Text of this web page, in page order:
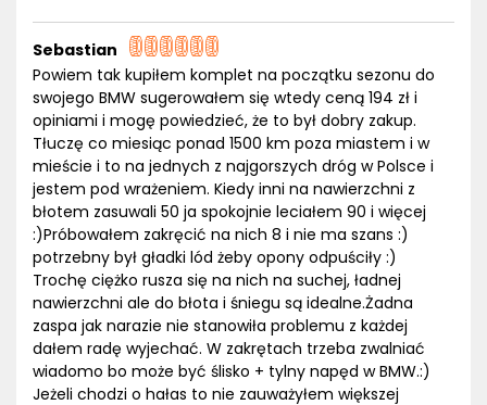
Sebastian
Powiem tak kupiłem komplet na początku sezonu do
swojego BMW sugerowałem się wtedy ceną 194 zł i
opiniami i mogę powiedzieć, że to był dobry zakup.
Tłuczę co miesiąc ponad 1500 km poza miastem i w
mieście i to na jednych z najgorszych dróg w Polsce i
jestem pod wrażeniem. Kiedy inni na nawierzchni z
błotem zasuwali 50 ja spokojnie leciałem 90 i więcej
:)Próbowałem zakręcić na nich 8 i nie ma szans :)
potrzebny był gładki lód żeby opony odpuściły :)
Trochę ciężko rusza się na nich na suchej, ładnej
nawierzchni ale do błota i śniegu są idealne.Żadna
zaspa jak narazie nie stanowiła problemu z każdej
dałem radę wyjechać. W zakrętach trzeba zwalniać
wiadomo bo może być ślisko + tylny napęd w BMW.:)
Jeżeli chodzi o hałas to nie zauważyłem większej